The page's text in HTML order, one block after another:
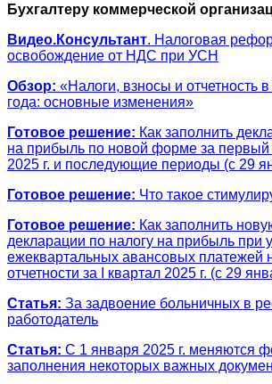
Бухгалтеру коммерческой
Видео.Консультант. Налоговая
освобождение от НДС при УСН
Обзор: «Налоги, взносы и отчетность
года: основные изменения»
Готовое решение: Как заполнить
на прибыль по новой форме за первый
2025 г. и последующие периоды (с 29
Готовое решение: Что такое
Готовое решение: Как заполнить
декларации по налогу на прибыль при
ежеквартальных авансовых платежей
отчетности за I квартал 2025 г. (с 29
Статья: За задвоение больничных в
работодатель
Статья: С 1 января 2025 г. меняются
заполнения некоторых важных